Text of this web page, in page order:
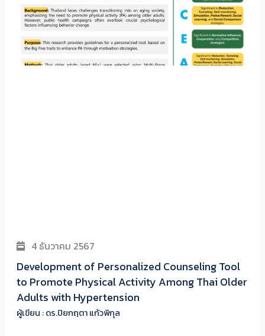
4 ธันวาคม 2567
Development of Personalized Counseling Tool
to Promote Physical Activity Among Thai Older
Adults with Hypertension
ผู้เขียน : ดร.ปิยกฤตา แก้วพิกุล